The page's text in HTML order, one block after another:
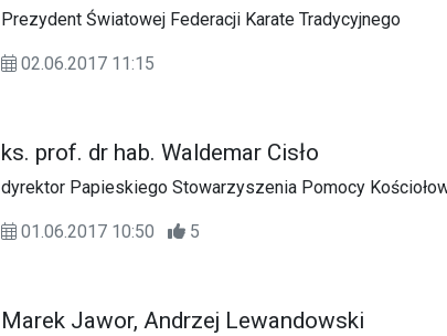
Prezydent Światowej Federacji Karate Tradycyjnego
02.06.2017 11:15
ks. prof. dr hab. Waldemar Cisło
dyrektor Papieskiego Stowarzyszenia Pomocy
01.06.2017 10:50 5
Marek Jawor, Andrzej Lewandowski